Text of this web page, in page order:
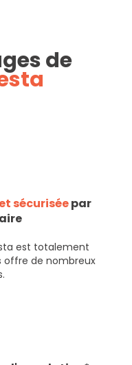
de
sécuriséepar
est totalement
offre de nombreux